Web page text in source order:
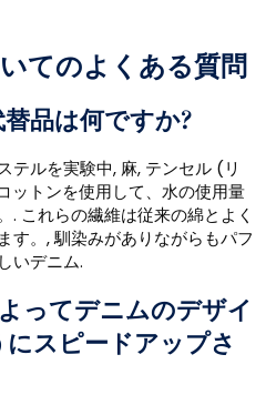
てのよくある質問
品は何ですか?
テルを実験中, 麻, テンセル (リ
ットンを使用して、水の使用量
. これらの繊維は従来の綿とよく
す。, 馴染みがありながらもパフ
いデニム.
ってデニムのデザイ
スピードアップさ